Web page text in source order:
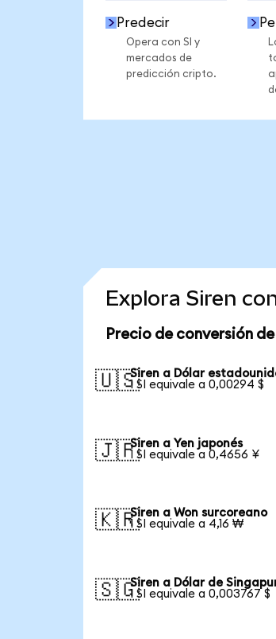
Predecir
Opera con SI y
mercados de
predicción cripto.
Explora Siren
Precio de conversión
🇺🇸Siren a Dólar
1 SI equivale a 0,00294 $
🇯🇵Siren a Yen japonés
1 SI equivale a 0,4656 ¥
🇰🇷Siren a Won surcoreano
1 SI equivale a 4,16 ₩
🇸🇬Siren a Dólar de
1 SI equivale a 0,003767 $